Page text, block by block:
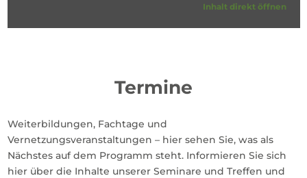
Inhalt direkt öffnen
Termine
Weiterbildungen, Fachtage und
Vernetzungsveranstaltungen – hier sehen Sie, was als
Nächstes auf dem Programm steht. Informieren Sie sich
hier über die Inhalte unserer Seminare und Treffen und